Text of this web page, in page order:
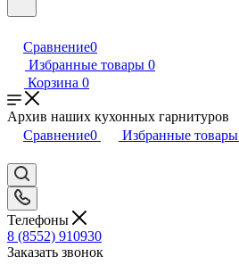
Сравнение0
Избранные товары 0
Корзина 0
Архив наших кухонных гарнитуров
Сравнение0 Избранные товары
Телефоны
8 (8552) 910930
Заказать звонок